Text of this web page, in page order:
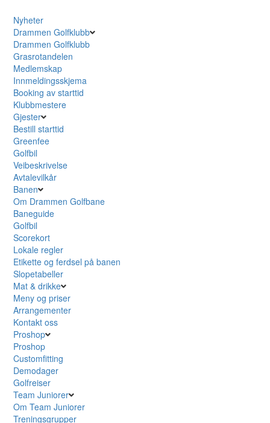
Nyheter
Drammen Golfklubb
Drammen Golfklubb
Grasrotandelen
Medlemskap
Innmeldingsskjema
Booking av starttid
Klubbmestere
Gjester
Bestill starttid
Greenfee
Golfbil
Veibeskrivelse
Avtalevilkår
Banen
Om Drammen Golfbane
Baneguide
Golfbil
Scorekort
Lokale regler
Etikette og ferdsel på banen
Slopetabeller
Mat & drikke
Meny og priser
Arrangementer
Kontakt oss
Proshop
Proshop
Customfitting
Demodager
Golfreiser
Team Juniorer
Om Team Juniorer
Treningsgrupper